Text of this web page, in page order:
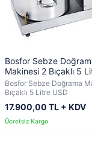
Bosfor Sebze
Makinesi 2 Bıçaklı 5
Bosfor Sebze Doğrama
Bıçaklı 5 Litre USD
17.900,00 TL + KDV